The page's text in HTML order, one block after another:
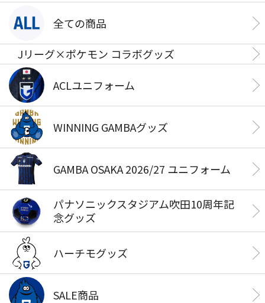
全ての商品
Jリーグ×ポケモン コラボグッズ
ACLユニフォーム
WINNING GAMBAグッズ
GAMBA OSAKA 2026/27 ユニフォーム
パナソニックスタジアム吹田10周年記
念グッズ
ハーチモグッズ
SALE商品